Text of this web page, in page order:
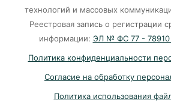
Калининград и Москва
07-08-2026
Убийцу участника СВО в
технологий и массовых
Реестровая запись о регистрации
информации: ЭЛ № ФС 77 - 78910
Политика конфиденциальности
Согласие на обработку
Политика использования